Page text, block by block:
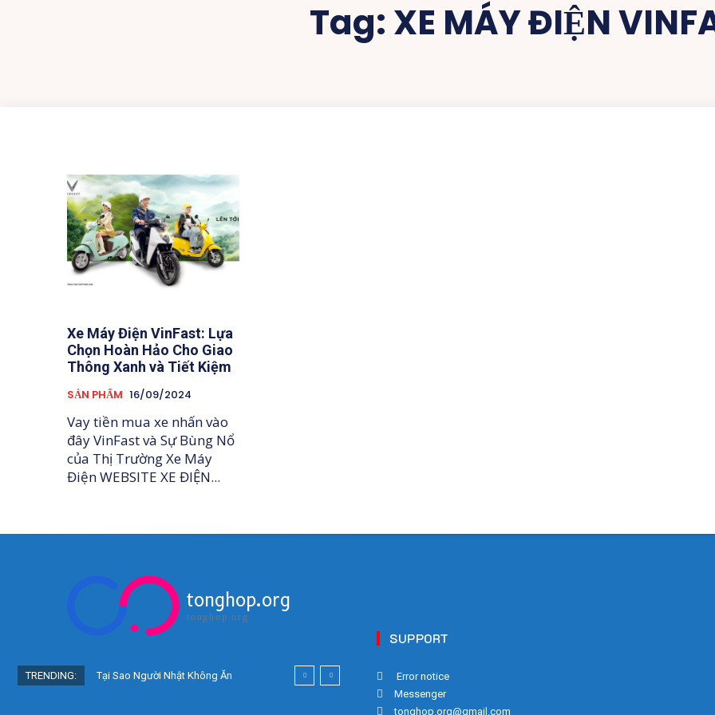
Tag: XE MÁY ĐIỆN
Xe Máy Điện VinFast: Lựa
Chọn Hoàn Hảo Cho Giao
Thông Xanh và Tiết Kiệm
SẢN PHẨM 16/09/2024
Vay tiền mua xe nhấn vào
đây VinFast và Sự Bùng Nổ
của Thị Trường Xe Máy
Điện WEBSITE XE ĐIỆN...
tonghop.org
tonghop.org
TRENDING:
Tại Sao Người Nhật Không Ăn
SUPPORT
Error notice
Messenger
tonghop.org@gmail.com